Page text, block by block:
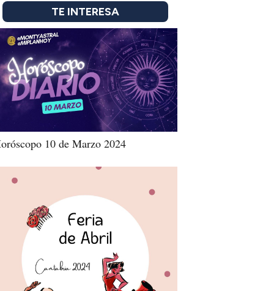
TE INTERESA
10 de Marzo 2024